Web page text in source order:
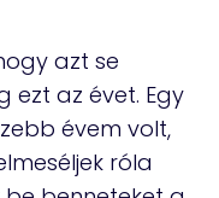
azt se
ezt az évet. Egy
évem volt,
róla